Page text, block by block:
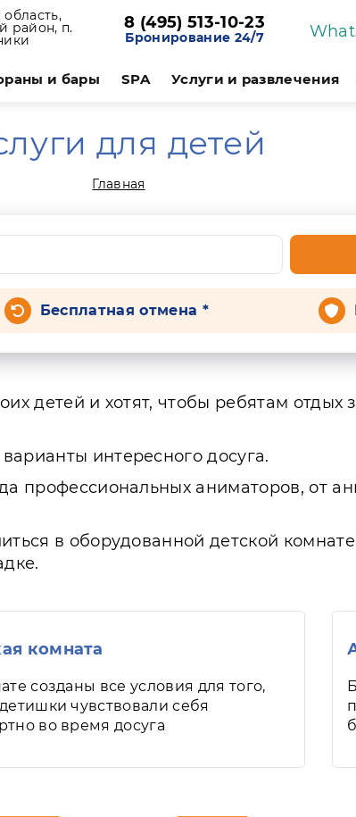
район, п. 8 (495) 513-10-23
Бронирование 24/7
и бары SPA Услуги и развлечения
для детей
Главная
Бесплатная отмена *
детей и хотят, чтобы ребятам
интересного досуга.
профессиональных аниматоров, от
в оборудованной детской
комната
созданы все условия для того,
чувствовали себя
во время досуга